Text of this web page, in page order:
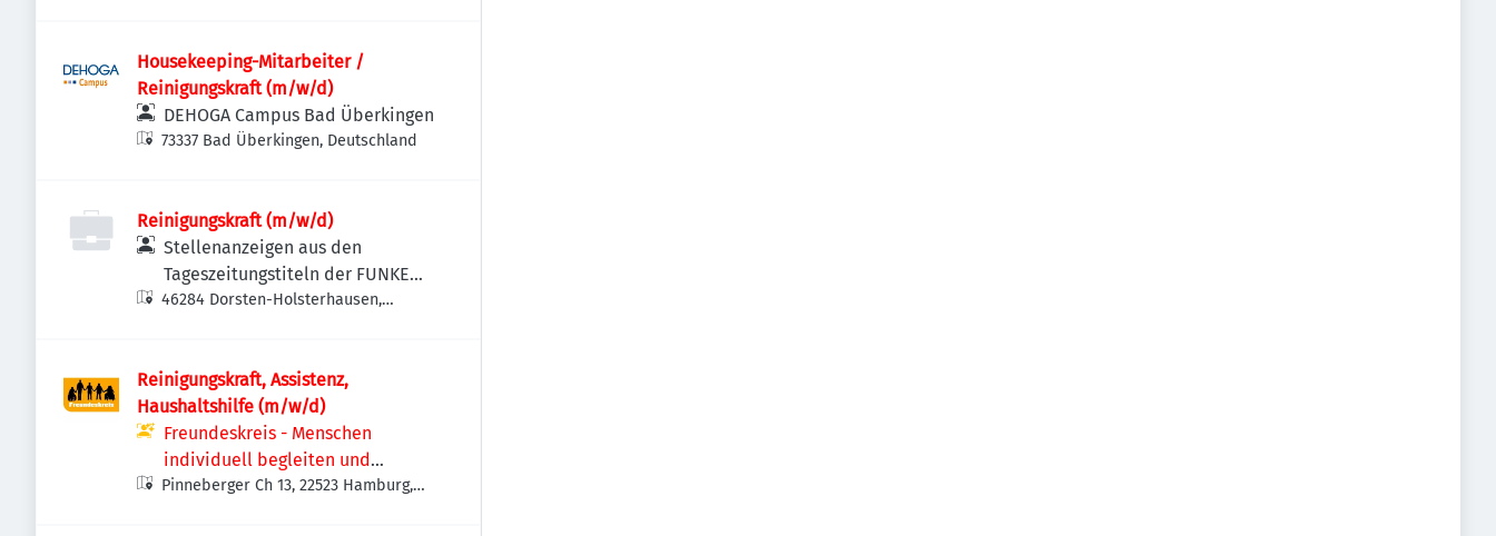
Housekeeping-Mitarbeiter /
Reinigungskraft (m/w/d)
DEHOGA Campus Bad Überkingen
73337 Bad Überkingen, Deutschland
Reinigungskraft (m/w/d)
Stellenanzeigen aus den
Tageszeitungstiteln der FUNKE
MEDIEN NRW
46284 Dorsten-Holsterhausen,
Reinigungskraft, Assistenz,
Haushaltshilfe (m/w/d)
Freundeskreis - Menschen
individuell begleiten und
betreuen UG (haftungsbeschränkt)
Pinneberger Ch 13, 22523 Hamburg,